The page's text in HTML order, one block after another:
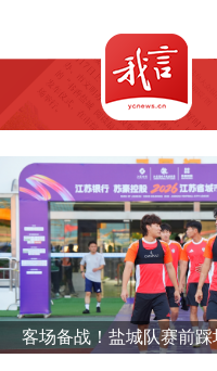
客场备战！盐城队赛前踩